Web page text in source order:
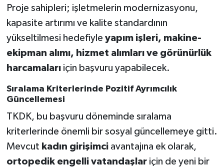
Proje sahipleri; işletmelerin modernizasyonu,
kapasite artırımı ve kalite standardının
yükseltilmesi hedefiyle yapım işleri, makine-
ekipman alımı, hizmet alımları ve görünürlük
harcamalarıiçin başvuru yapabilecek.
Sıralama Kriterlerinde Pozitif Ayrımcılık
Güncellemesi
TKDK, bu başvuru döneminde sıralama
kriterlerinde önemli bir sosyal güncellemeye gitti.
Mevcut kadın girişimciavantajına ek olarak,
ortopedik engelli vatandaşlariçin de yeni bir